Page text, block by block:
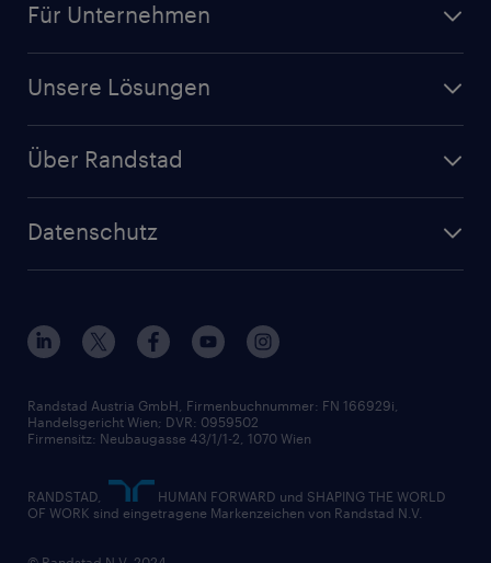
Für Unternehmen
Unsere Lösungen
Über Randstad
Datenschutz
Randstad Austria GmbH, Firmenbuchnummer: FN 166929i,
Handelsgericht Wien; DVR: 0959502
Firmensitz: Neubaugasse 43/1/1-2, 1070 Wien
RANDSTAD,
HUMAN FORWARD und SHAPING THE WORLD
OF WORK sind eingetragene Markenzeichen von Randstad N.V.